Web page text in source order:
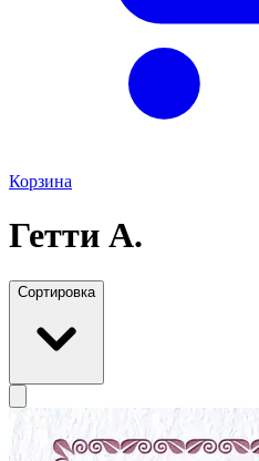
Корзина
Гетти А.
Сортировка